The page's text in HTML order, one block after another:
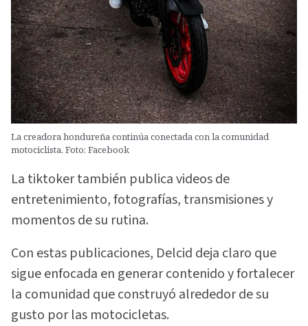
La creadora hondureña continúa conectada con la comunidad
motociclista. Foto: Facebook
La tiktoker también publica videos de
entretenimiento, fotografías, transmisiones y
momentos de su rutina.
Con estas publicaciones, Delcid deja claro que
sigue enfocada en generar contenido y fortalecer
la comunidad que construyó alrededor de su
gusto por las motocicletas.